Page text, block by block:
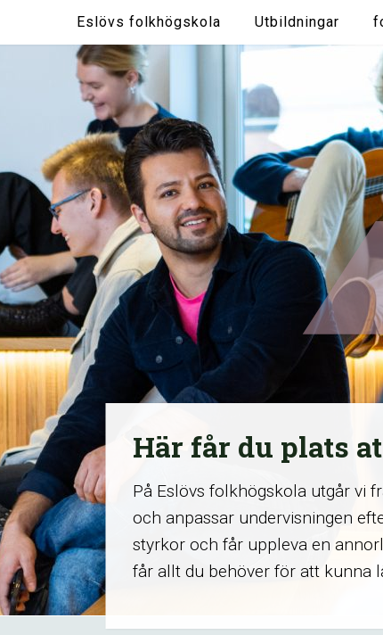
Eslövs folkhögskola Utbildningar
Här får du plats
På Eslövs folkhögskola utgår vi
och anpassar undervisningen
styrkor och får uppleva en
får allt du behöver för att kunna